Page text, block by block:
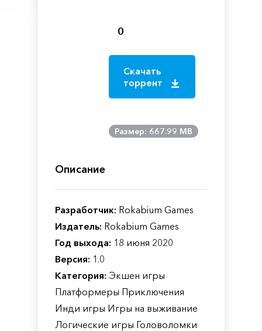
0
Скачать
торрент
Размер: 667.99 MB
Описание
Разработчик: Rokabium Games
Издатель: Rokabium Games
Год выхода: 18 июня 2020
Версия: 1.0
Категория: Экшен игры
Платформеры Приключения
Инди игры Игры на выживание
Логические игры Головоломки